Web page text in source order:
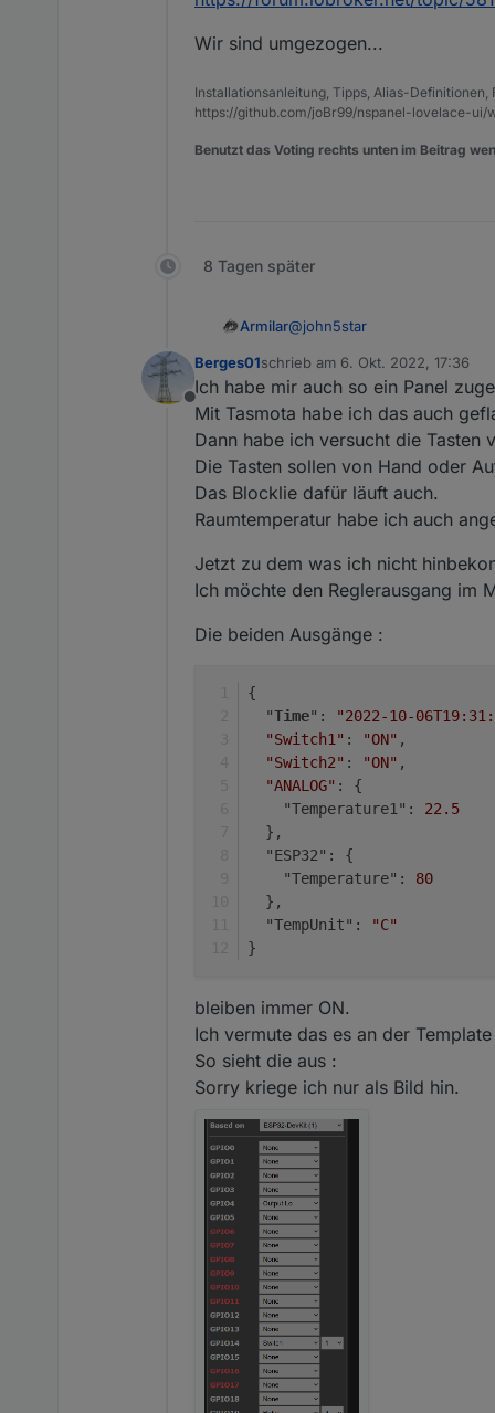
Wir sind umgezogen...
Installationsanleitung, Tipps, Alias-
https://github.com/joBr99/nspanel-lovelace-ui/
Benutzt das Voting rechts unten im Beitrag
8 Tagen später
Armilar@john5star
https://forum.iobroker.net/
Wir sind umgezogen...
Offline
Berges01schrieb am 6. Okt. 2022, 17:36
zuletzt editiert von
Ich habe mir auch so ein Panel
Mit Tasmota habe ich das auch
Dann habe ich versucht die Tasten
Die Tasten sollen von Hand oder
Das Blocklie dafür läuft auch.
Raumtemperatur habe ich auch
Jetzt zu dem was ich nicht
Ich möchte den Reglerausgang im
Die beiden Ausgänge :
{
  "
Time": "2022-10-
"Switch1" : "ON" ,
"Switch2" : "ON" ,
"ANALOG" : {
    "Temperature1":
22.5
  },
  "ESP32": {
    "Temperature":
80
  },
  "TempUnit":
"C"
}
bleiben immer ON.
Ich vermute das es an der
So sieht die aus :
Sorry kriege ich nur als Bild hin.